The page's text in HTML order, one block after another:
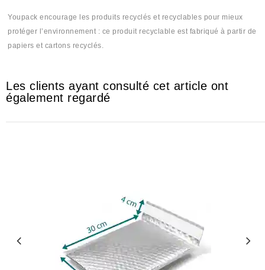
Youpack encourage les produits recyclés et recyclables pour mieux
protéger l’environnement : ce produit recyclable est fabriqué à partir de
papiers et cartons recyclés.
Les clients ayant consulté cet article ont
également regardé